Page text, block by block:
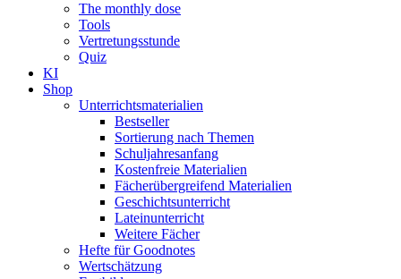
The monthly dose
Tools
Vertretungsstunde
Quiz
KI
Shop
Unterrichtsmaterialien
Bestseller
Sortierung nach Themen
Schuljahresanfang
Kostenfreie Materialien
Fächerübergreifend Materialien
Geschichtsunterricht
Lateinunterricht
Weitere Fächer
Hefte für Goodnotes
Wertschätzung